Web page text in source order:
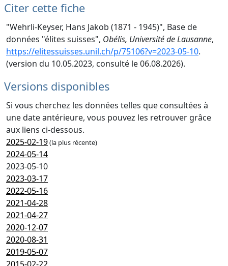
Citer cette fiche
"Wehrli-Keyser, Hans Jakob (1871 - 1945)", Base de
données "élites suisses", Obélis, Université de Lausanne,
https://elitessuisses.unil.ch/p/75106?v=2023-05-10.
(version du 10.05.2023, consulté le 06.08.2026).
Versions disponibles
Si vous cherchez les données telles que consultées à
une date antérieure, vous pouvez les retrouver grâce
aux liens ci-dessous.
2025-02-19(la plus récente)
2024-05-14
2023-05-10
2023-03-17
2022-05-16
2021-04-28
2021-04-27
2020-12-07
2020-08-31
2019-05-07